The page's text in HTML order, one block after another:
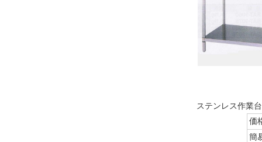
ステンレス作業
価
簡